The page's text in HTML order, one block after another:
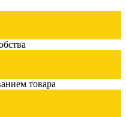
товара